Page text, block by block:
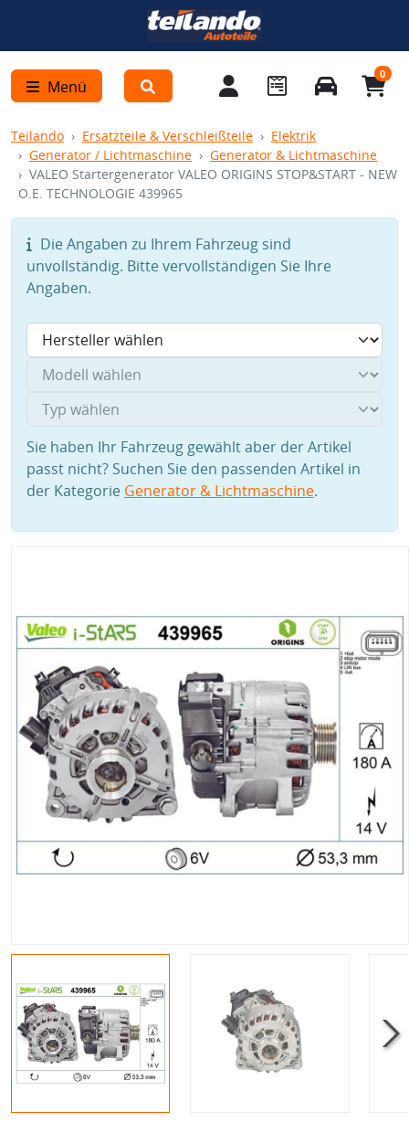
Menü
0
Teilando Ersatzteile & Verschleißteile
Elektrik
Generator / Lichtmaschine
Generator & Lichtmaschine
VALEO Startergenerator VALEO ORIGINS STOP&START - NEW
O.E. TECHNOLOGIE 439965
Die Angaben zu Ihrem Fahrzeug sind
unvollständig. Bitte vervollständigen Sie Ihre
Angaben.
Sie haben Ihr Fahrzeug gewählt aber der Artikel
passt nicht? Suchen Sie den passenden Artikel in
der Kategorie Generator & Lichtmaschine.